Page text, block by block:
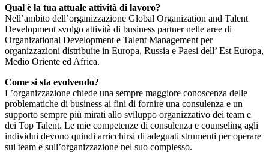
Qual è la tua attuale attività di lavoro?
Nell’ambito dell’organizzazione Global Organization and Talent
Development svolgo attività di business partner nelle aree di
Organizational Development e Talent Management per
organizzazioni distribuite in Europa, Russia e Paesi dell’ Est Europa,
Medio Oriente ed Africa.
Come si sta evolvendo?
L’organizzazione chiede una sempre maggiore conoscenza delle
problematiche di business ai fini di fornire una consulenza e un
supporto sempre più mirati allo sviluppo organizzativo dei team e
dei Top Talent. Le mie competenze di consulenza e counseling agli
individui devono quindi arricchirsi di adeguati strumenti per operare
sui team e sull’organizzazione nel suo complesso.